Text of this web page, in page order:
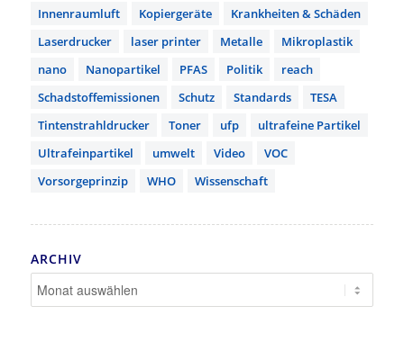
Innenraumluft
Kopiergeräte
Krankheiten & Schäden
Laserdrucker
laser printer Metalle
Mikroplastik
nano
Nanopartikel PFAS Politik
reach
Schadstoffemissionen
Schutz Standards
TESA
Tintenstrahldrucker
Toner ufp
ultrafeine Partikel
Ultrafeinpartikel
umwelt Video
VOC
Vorsorgeprinzip
WHO Wissenschaft
ARCHIV